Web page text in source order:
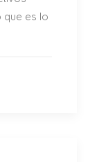
que es lo